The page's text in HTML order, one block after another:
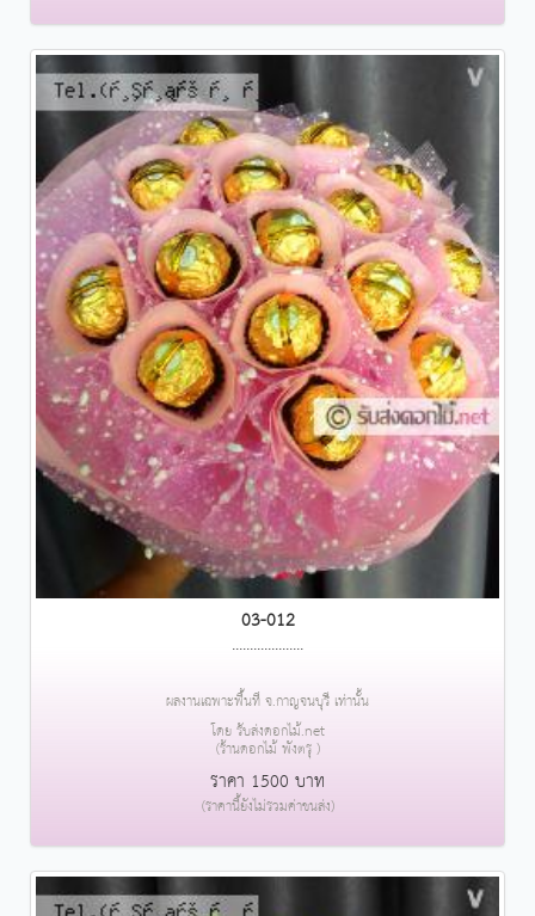
03-012
....................
ผลงานเฉพาะพื้นที่ จ.กาญจนบุรี เท่านั้น
โดย รับส่งดอกไม้.net
(ร้านดอกไม้ พังตรุ )
ราคา 1500 บาท
(ราคานี้ยังไม่รวมค่าขนส่ง)